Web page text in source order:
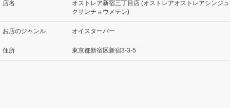
店名
オストレア新宿三丁目店 (オストレアオストレアシンジュ
クサンチョウメテン)
お店のジャンル オイスターバー
住所 東京都新宿区新宿3-3-5